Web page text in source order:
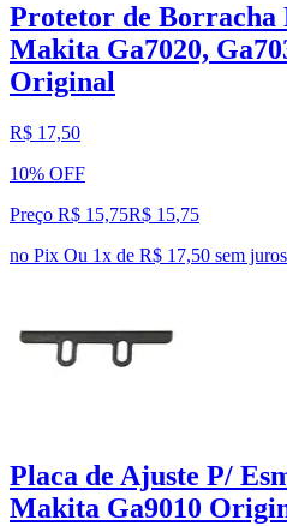
Protetor de Borracha
Makita Ga7020,
Original
R$ 17,50
10% OFF
Preço R$ 15,75R$ 15,75
no Pix Ou 1x de R$ 17,50 sem juros
Placa de Ajuste P/
Makita Ga9010